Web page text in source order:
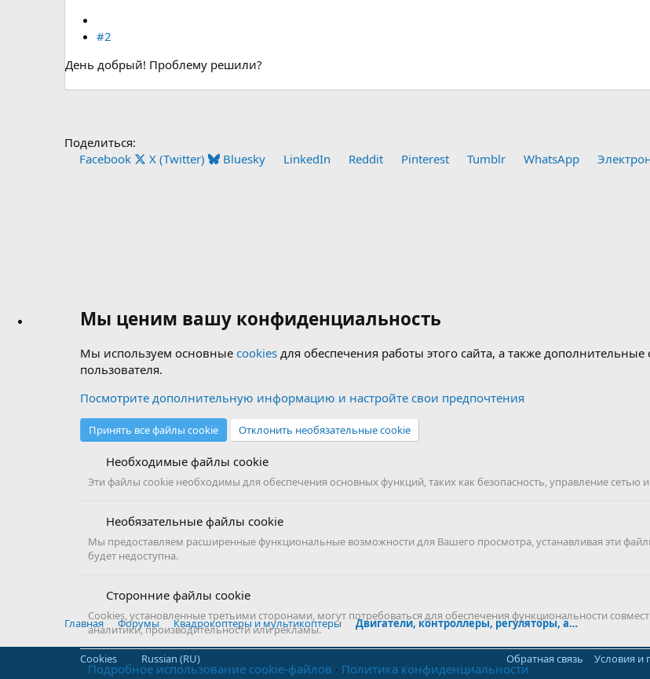
#2
День добрый! Проблему решили?
Поделиться:
Facebook
X (Twitter) Bluesky LinkedIn Reddit Pinterest Tumblr WhatsApp
Главная Форумы Квадрокоптеры и мультикоптеры Двигатели, контроллеры, регуляторы, аккумуляторы
Cookies Russian (RU) Обратная связь Условия и
Мы ценим вашу конфиденциальность
Мы используем основные cookies для обеспечения работы этого сайта, а также
пользователя.
Посмотрите дополнительную информацию и настройте свои предпочтения
Принять все файлы cookie Отклонить необязательные cookie
Необходимые файлы cookie
Эти файлы cookie необходимы для обеспечения основных функций, таких как безопасность, управление сетью
Необязательные файлы cookie
Мы предоставляем расширенные функциональные возможности для Вашего просмотра, устанавливая эти
будет недоступна.
Сторонние файлы cookie
Cookies, установленные третьими сторонами, могут потребоваться для обеспечения функциональности
аналитики, производительности или рекламы.
Подробное использование cookie-файлов Политика конфиденциальности